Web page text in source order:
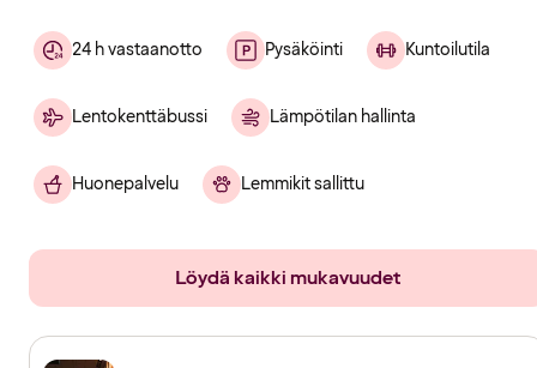
24 h vastaanotto Pysäköinti Kuntoilutila
Lentokenttäbussi Lämpötilan hallinta
Huonepalvelu Lemmikit sallittu
Löydä kaikki mukavuudet